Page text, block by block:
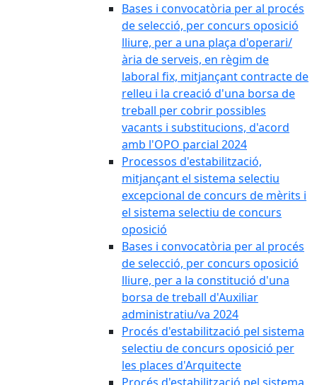
Bases i convocatòria per al procés
de selecció, per concurs oposició
lliure, per a una plaça d'operari/
ària de serveis, en règim de
laboral fix, mitjançant contracte de
relleu i la creació d'una borsa de
treball per cobrir possibles
vacants i substitucions, d'acord
amb l'OPO parcial 2024
Processos d'estabilització,
mitjançant el sistema selectiu
excepcional de concurs de mèrits i
el sistema selectiu de concurs
oposició
Bases i convocatòria per al procés
de selecció, per concurs oposició
lliure, per a la constitució d'una
borsa de treball d'Auxiliar
administratiu/va 2024
Procés d'estabilització pel sistema
selectiu de concurs oposició per
les places d'Arquitecte